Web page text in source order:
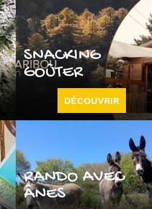
SNACKING
GOÛTER
DÉCOUVRIR
RANDO AVEC
ÂNES